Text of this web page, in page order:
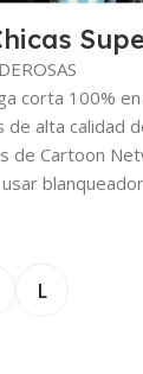
corta 100%
alta calidad
de Cartoon
L